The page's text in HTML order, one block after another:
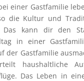
einer Gastfamilie
die Kultur und
Das kann dir den
in einer
der Gastfamilie
haushaltliche
Das Leben in